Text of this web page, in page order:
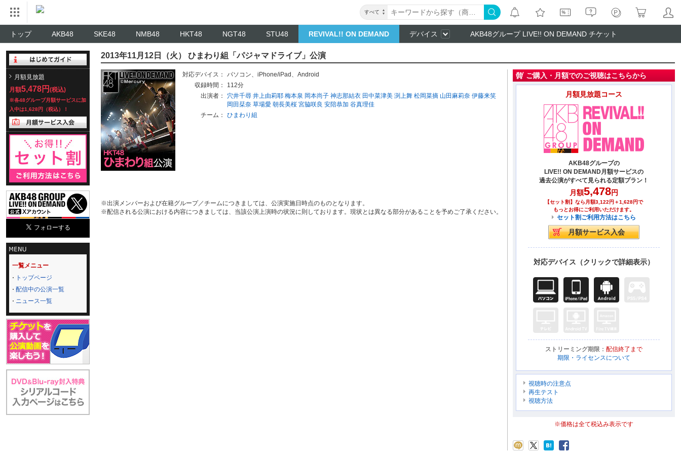
すべて
トップ AKB48 SKE48 NMB48 HKT48 NGT48 STU48 REVIVAL!! ON DEMAND デバイス AKB48グループ LIVE!! ON DEMAND チケット
月額見放題
月額5,478円 (税込)
※各48グループ月額サービスに加
入中は1,628円（税込）！
一覧メニュー
トップページ
配信中の公演一覧
ニュース一覧
2013年11月12日（火） ひまわり組「パジャマドライブ」公演
対応デバイス： パソコン、 iPhone/iPad 、 Android
収録時間：
112分
出演者：
穴井千尋 井上由莉耶 梅本泉 岡本尚子 神志那結衣 田中菜津美 渕上舞 松岡菜摘 山田麻莉奈 伊藤来笑
岡田栞奈 草場愛 朝長美桜 宮脇咲良 安陪恭加 谷真理佳
チーム：
ひまわり組
※出演メンバーおよび在籍グループ／チームにつきましては、公演実施日時点のものとなります。
※配信される公演における内容につきましては、当該公演上演時の状況に則しております。現状とは異なる部分があることを予めご了承ください。
ご購入・月額でのご視聴はこちらから
月額見放題コース
AKB48グループの
LIVE!! ON DEMAND月額サービスの
過去公演がすべて見られる定額プラン！
月額5,478円
【セット割】なら月額3,122円＋1,628円で
もっとお得にご利用いただけます。
セット割ご利用方法はこちら
対応デバイス（クリックで詳細表示）
ストリーミング期限： 配信終了まで
期限・ライセンスについて
視聴時の注意点
再生テスト
視聴方法
※価格は全て税込み表示です